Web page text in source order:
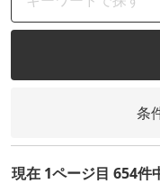
条
現在 1ページ目 654件